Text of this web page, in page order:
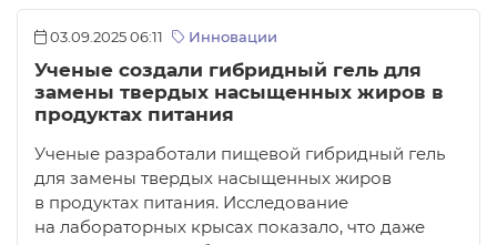
03.09.2025 06:11 Инновации
Ученые создали гибридный гель для
замены твердых насыщенных жиров в
продуктах питания
Ученые разработали пищевой гибридный гель
для замены твердых насыщенных жиров
в продуктах питания. Исследование
на лабораторных крысах показало, что даже